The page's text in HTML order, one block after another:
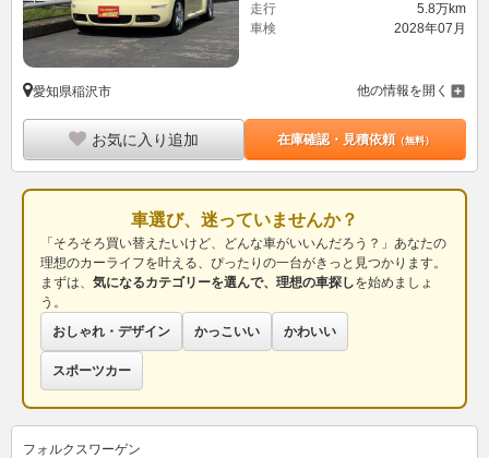
走行
5.8万km
車検
2028年07月
愛知県稲沢市 他の情報を開く
お気に入り追加 在庫確認・見積依頼（無料）
車選び、迷っていませんか？
「そろそろ買い替えたいけど、どんな車がいいんだろう？」あなたの
理想のカーライフを叶える、ぴったりの一台がきっと見つかります。
まずは、 気になるカテゴリーを選んで、理想の車探しを始めましょ
う。
おしゃれ・デザイン
かっこいい かわいい
スポーツカー
フォルクスワーゲン